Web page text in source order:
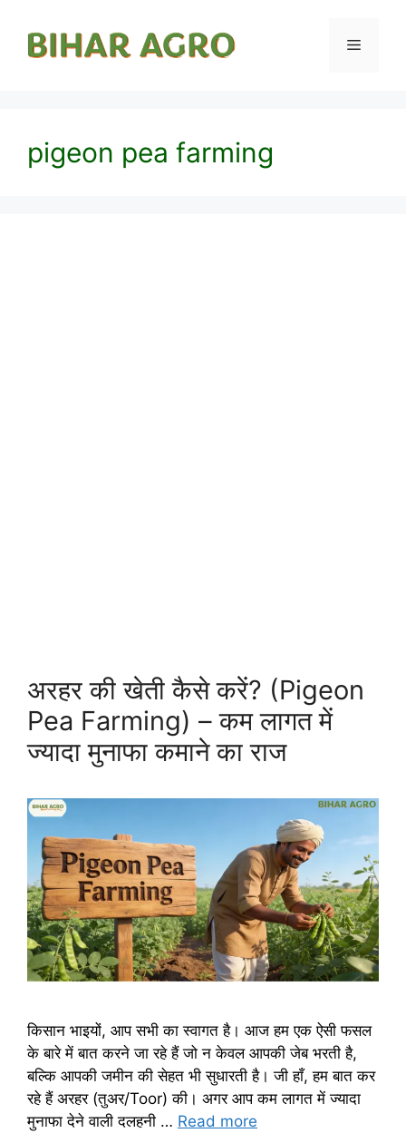
pigeon pea farming
अरहर की खेती कैसे करें? (Pigeon
Pea Farming) – कम लागत में
ज्यादा मुनाफा कमाने का राज
किसान भाइयों, आप सभी का स्वागत है। आज हम एक ऐसी फसल
के बारे में बात करने जा रहे हैं जो न केवल आपकी जेब भरती है,
बल्कि आपकी जमीन की सेहत भी सुधारती है। जी हाँ, हम बात कर
रहे हैं अरहर (तुअर/Toor) की। अगर आप कम लागत में ज्यादा
मुनाफा देने वाली दलहनी … Read more